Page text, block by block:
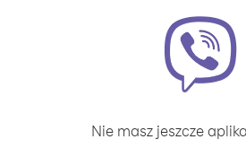
Nie masz jeszcze